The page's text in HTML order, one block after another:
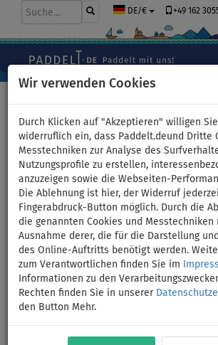
Wir verwenden Cookies
Durch Klicken auf "Akzeptieren" willigen
widerruflich ein, dass Paddelt.deund Dritte
Messtechniken zur Analyse des
Nutzungsprofile zu erstellen,
anzuzeigen sowie die Webseiten-
Die Ablehnung ist hier, der Widerruf
Fingerabdruck-Button möglich. Durch die
die genannten Cookies und
Ausnahme derer, die für die Darstellung
des Online-Auftritts benötigt werden.
zum Verantwortlichen finden Sie im
Informationen zu den
Rechten finden Sie in unserer
den Button Mehr.
DE/€ +49 162